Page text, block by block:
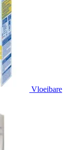
Vloeibare